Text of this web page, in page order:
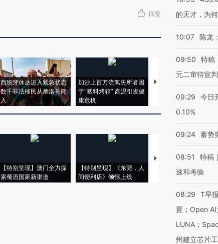
· 回复
西班牙休达进入紧急状态
数千非法移民从摩洛哥闯
入
加沙上百万流离失所者困
于“塑料烤箱” 高温引发健
康危机
视线｜HYROX的吸金
心“花钱找虐”？
【特别呈现】澳门全力探
索葡语国家新渠道
【特别呈现】《东莞，人
间便利店》倾情上线
【推广】走进第四届链
会，让数智科技“链”接产
的天才，为
10:07 陈龙
09:50
特稿
元二审待宣
09:29
今日
0.10%
09:24 蓄势
08:51
特稿
速和考验
08:29
T早
置；Open
LUNA；
州建立芯片